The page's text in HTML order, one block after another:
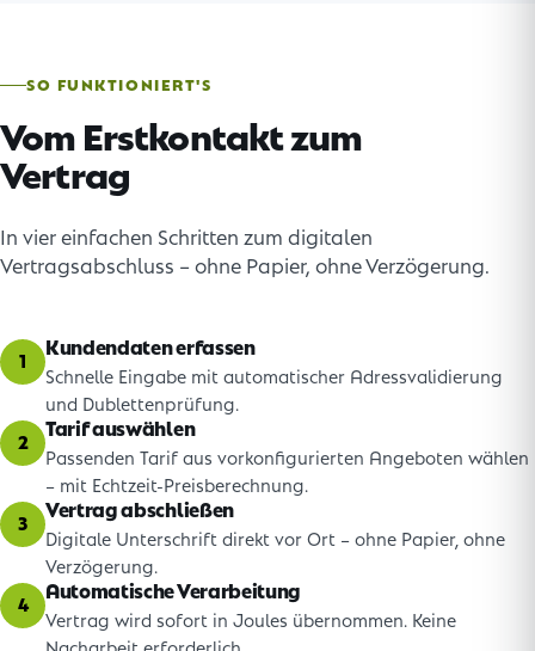
SO FUNKTIONIERT'S
Vom Erstkontakt zum
Vertrag
In vier einfachen Schritten zum digitalen
Vertragsabschluss – ohne Papier, ohne Verzögerung.
1
Kundendaten erfassen
Schnelle Eingabe mit automatischer Adressvalidierung
und Dublettenprüfung.
2
Tarif auswählen
Passenden Tarif aus vorkonfigurierten Angeboten wählen
– mit Echtzeit-Preisberechnung.
3
Vertrag abschließen
Digitale Unterschrift direkt vor Ort – ohne Papier, ohne
Verzögerung.
4
Automatische Verarbeitung
Vertrag wird sofort in Joules übernommen. Keine